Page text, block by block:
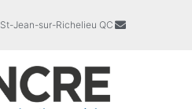
St-Jean-sur-Richelieu QC